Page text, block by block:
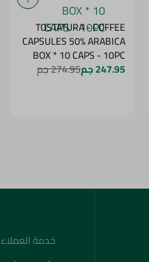
TOSTATURA - COFFEE
CAPSULES 50% ARABICA
BOX * 10 CAPS - 10PC
247.95 جم 274.95 جم
خدمة العملاء